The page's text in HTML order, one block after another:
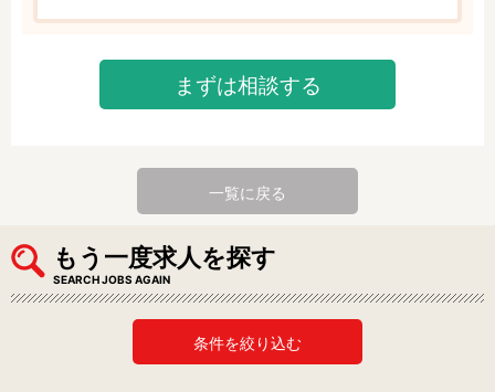
まずは相談する
一覧に戻る
もう一度求人を探す
SEARCH JOBS AGAIN
条件を絞り込む